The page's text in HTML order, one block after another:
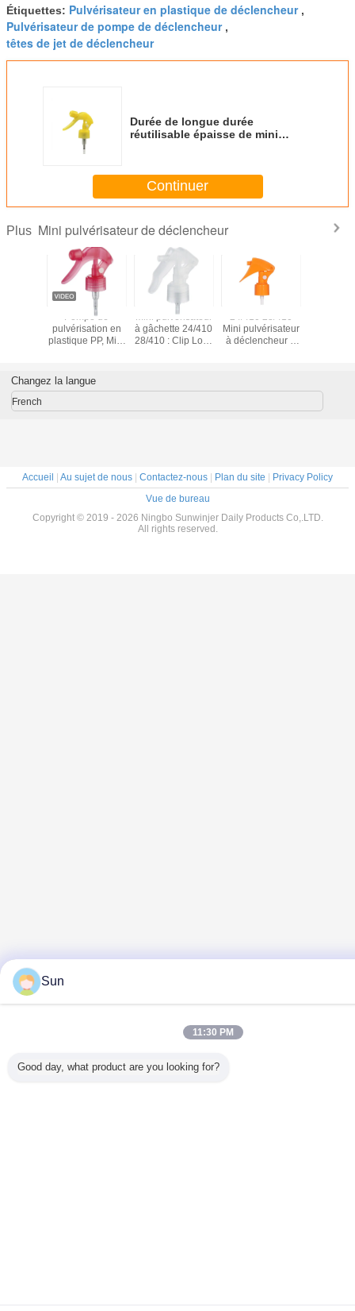
Étiquettes: Pulvérisateur en plastique de déclencheur,
Pulvérisateur de pompe de déclencheur,
têtes de jet de déclencheur
Durée de longue durée
réutilisable épaisse de mini
Continuer
Plus Mini pulvérisateur de déclencheur
Pompe de
pulvérisation en
plastique PP, Mini
pulvérisation
d'eau en plastique
24/410
Mini pulvérisateur
à gâchette 24/410
28/410 : Clip Lock
utilisation dans le
24/410 28/410
Mini pulvérisateur
à déclencheur à
dosage de
ml pour les soins
Changez la langue
French
Accueil | Au sujet de nous | Contactez-nous | Plan du site | Privacy Policy
Vue de bureau
Copyright © 2019 - 2026 Ningbo Sunwinjer Daily Products Co,.LTD.
All rights reserved.
Sun
11:30 PM
Good day, what product are you looking for?